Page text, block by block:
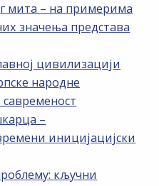
мита – на примерима
значења представа
цивилизацији
народне
–
иницијацијски
кључни